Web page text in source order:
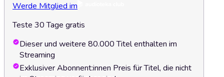
Werde Mitglied im
Teste 30 Tage gratis
Dieser und weitere 80.000 Titel enthalten im
Streaming
Exklusiver Abonnent:innen Preis für Titel, die nicht